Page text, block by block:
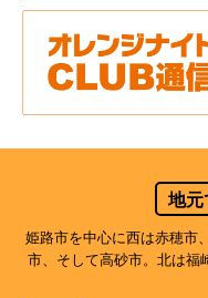
地元
姫路市を中心に西は赤穂市
市、そして高砂市。北は福